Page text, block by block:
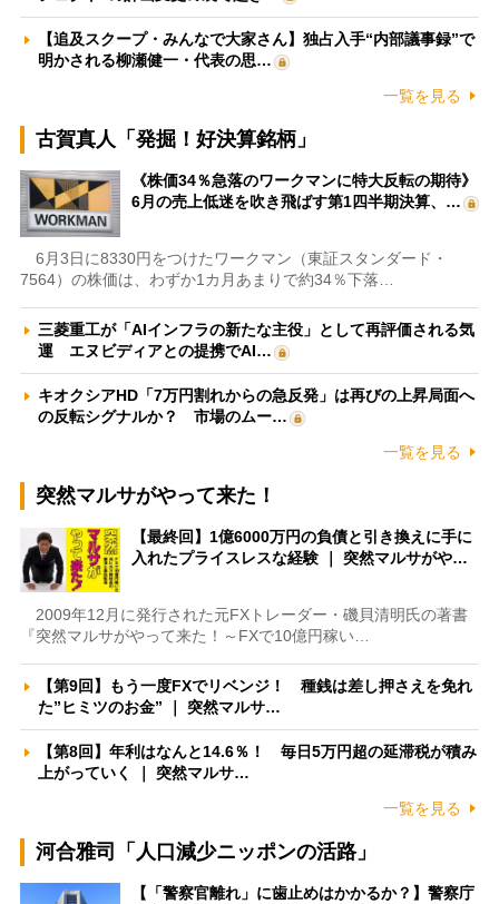
【追及スクープ・みんなで大家さん】独占入手“内部議事録”で
明かされる柳瀬健一・代表の思…
一覧を見る
古賀真人「発掘！好決算銘柄」
《株価34％急落のワークマンに特大反転の期待》
6月の売上低迷を吹き飛ばす第1四半期決算、…
6月3日に8330円をつけたワークマン（東証スタンダード・
7564）の株価は、わずか1カ月あまりで約34％下落…
三菱重工が「AIインフラの新たな主役」として再評価される気
運 エヌビディアとの提携でAI…
キオクシアHD「7万円割れからの急反発」は再びの上昇局面へ
の反転シグナルか？ 市場のムー…
一覧を見る
突然マルサがやって来た！
【最終回】1億6000万円の負債と引き換えに手に
入れたプライスレスな経験 ｜ 突然マルサがや…
2009年12月に発行された元FXトレーダー・磯貝清明氏の著書
『突然マルサがやって来た！～FXで10億円稼い…
【第9回】もう一度FXでリベンジ！ 種銭は差し押さえを免れ
た”ヒミツのお金” ｜ 突然マルサ…
【第8回】年利はなんと14.6％！ 毎日5万円超の延滞税が積み
上がっていく ｜ 突然マルサ…
一覧を見る
河合雅司「人口減少ニッポンの活路」
【「警察官離れ」に歯止めはかかるか？】警察庁